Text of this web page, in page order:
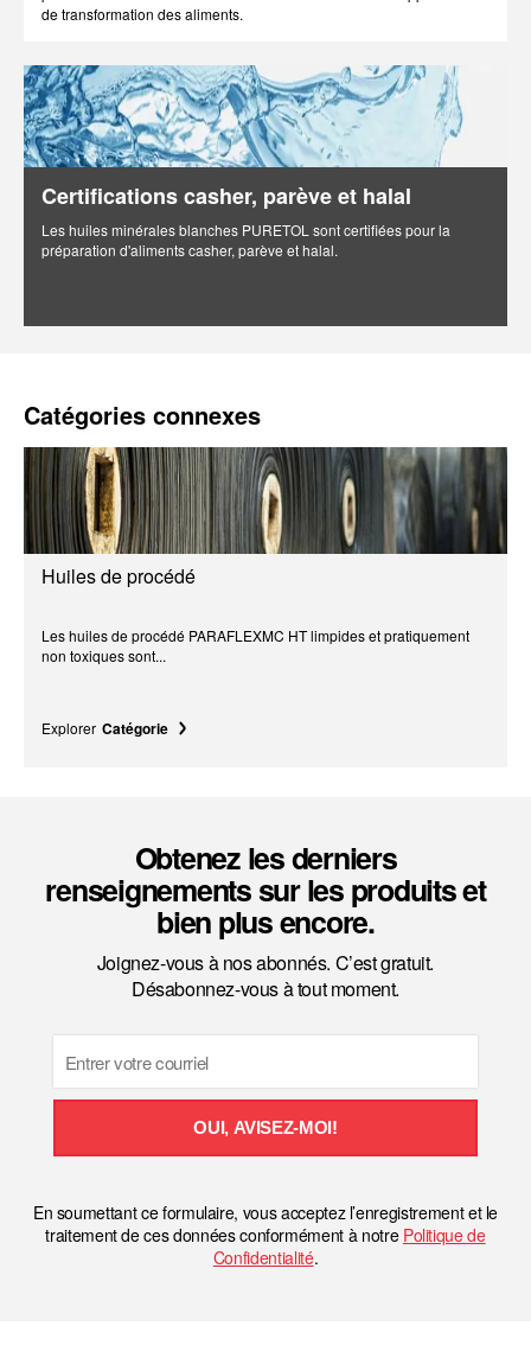
de transformation des aliments.
Certifications casher, parève et halal
Les huiles minérales blanches PURETOL sont certifiées pour la
préparation d'aliments casher, parève et halal.
Catégories connexes
Huiles de procédé
Les huiles de procédé PARAFLEXMC HT limpides et pratiquement
non toxiques sont...
Explorer Catégorie
Obtenez les derniers
renseignements sur les produits et
bien plus encore.
Joignez-vous à nos abonnés. C’est gratuit.
Désabonnez-vous à tout moment.
OUI, AVISEZ-MOI!
En soumettant ce formulaire, vous acceptez l’enregistrement et le
traitement de ces données conformément à notre Politique de
Confidentialité.